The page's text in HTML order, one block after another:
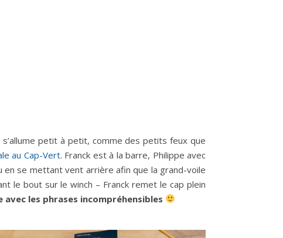
petit à petit, comme des petits feux que
au Cap-Vert. Franck est à la barre, Philippe avec
en se mettant vent arrière afin que la grand-voile
le bout sur le winch – Franck remet le cap plein
avec les phrases incompréhensibles